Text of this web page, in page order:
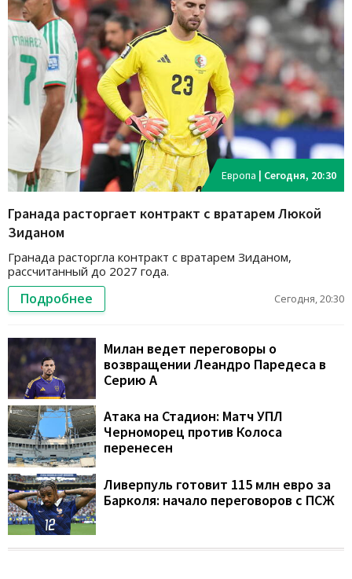
Европа | Сегодня, 20:30
Гранада расторгает контракт с вратарем Люкой
Зиданом
Гранада расторгла контракт с вратарем Зиданом,
рассчитанный до 2027 года.
Подробнее Сегодня, 20:30
Милан ведет переговоры о
возвращении Леандро Паредеса в
Серию А
Атака на Стадион: Матч УПЛ
Черноморец против Колоса
перенесен
Ливерпуль готовит 115 млн евро за
Барколя: начало переговоров с ПСЖ